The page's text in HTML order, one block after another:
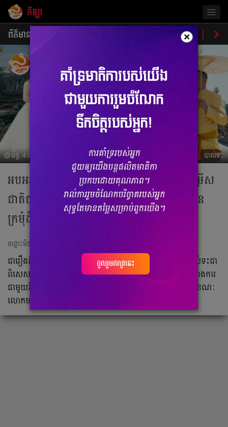
កីឡា
ព័ត៌មាន បាល់ទាត់ ប្រវត្តិ​​ វិភា
ច័ន្ទ, 4 មេសា 2022 04:40 បាល់ទះ
អបអរសាទរ! លោកគ្រូ សោម ណារិទ្ធ អតីត​ជម្រើស​
ជាតិ​បាល់ទះ​ឆ្នេរ​ខ្សាច់​ដ៏​ល្បី​ល្បាញ​រៀប​ការ​នឹង​កូន​
ក្រមុំដ៏​ស្រស់​ស្អាតវ័យ​ទើប​២៩​ឆ្នាំ​
ចន្លោះមិនឃើញ
ជា​រឿង​ដ៏​ត្រេក​អរ​មួយ​សម្រាប់​ប្រិយមិត្ត​ដែល​ស្នេហា​វិស័យ​កីឡា​បាល់ទះជា​
ពិសេស​ហ្វេន​ៗរបស់​លោកគ្រូ សោម ណារិទ្ធ ដ្បិត​​លោក​បាន​ចូល​រោង​ការ​
ជាមួយ​នឹង​កូន​ក្រមុំ​ដ៏​ស្រស់​ស្អាត​មួយ​រូប​វ័យ​ទើប​តែ​២៩​ឆ្នាំ​ប៉ុណ្ណោះ ខណៈ​
លោក​មាន​វ័យ​៤៤​ឆ្នាំទៅហើយ​​។
×
ចូលរួមឥលូវនេះ